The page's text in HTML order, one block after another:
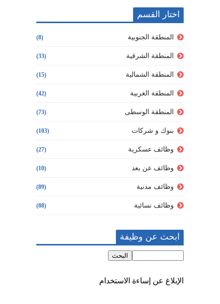
اختار القسم
المنطقة الجنوبية (8)
المنطقة الشرقية (33)
المنطقة الشمالية (15)
المنطقة الغربية (42)
المنطقة الوسطى (73)
بنوك و شركات (103)
وظائف عسكرية (27)
وظائف عن بعد (10)
وظائف مدنية (89)
وظائف نسائية (88)
ابحث عن وظيفة
الإبلاغ عن إساءة الاستخدام